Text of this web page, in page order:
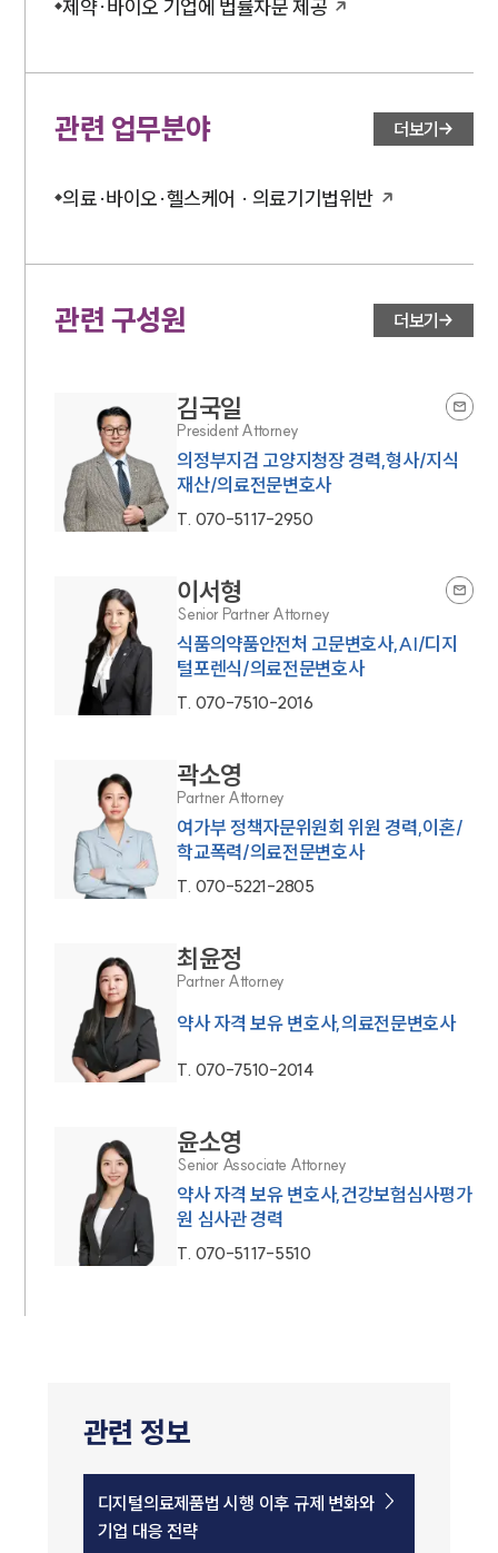
제약∙바이오 기업에 법률자문 제공
관련 업무분야 더보기
의료·바이오·헬스케어 · 의료기기법위반
관련 구성원 더보기
김국일
President Attorney
의정부지검 고양지청장 경력,형사/지식
재산/의료전문변호사
T. 070-5117-2950
이서형
Senior Partner Attorney
식품의약품안전처 고문변호사,AI/디지
털포렌식/의료전문변호사
T. 070-7510-2016
곽소영
Partner Attorney
여가부 정책자문위원회 위원 경력,이혼/
학교폭력/의료전문변호사
T. 070-5221-2805
최윤정
Partner Attorney
약사 자격 보유 변호사,의료전문변호사
T. 070-7510-2014
윤소영
Senior Associate Attorney
약사 자격 보유 변호사,건강보험심사평가
원 심사관 경력
T. 070-5117-5510
관련 정보
디지털의료제품법 시행 이후 규제 변화와
기업 대응 전략